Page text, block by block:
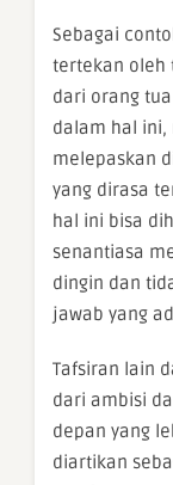
Sebagai
tertekan oleh
dari orang
dalam hal ini,
melepaskan
yang dirasa
hal ini bisa
senantiasa
dingin dan
jawab yang
Tafsiran lain
dari ambisi
depan yang
diartikan